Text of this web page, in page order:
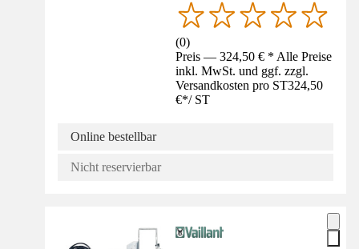
(0)
Preis — 324,50 € * Alle Preise
inkl. MwSt. und ggf. zzgl.
Versandkosten pro ST324,50
€*/ ST
Online bestellbar
Nicht reservierbar